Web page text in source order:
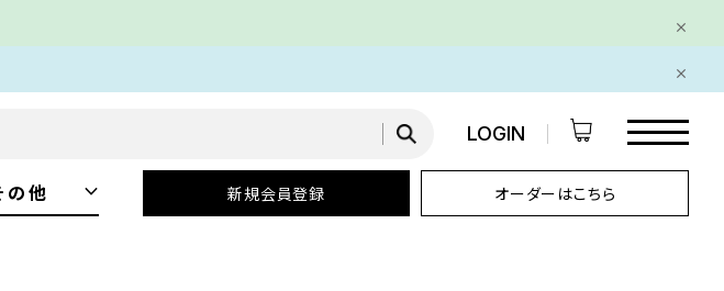
LOGIN
の他 keyboard_arrow_down 新規会員登録 オーダーはこちら